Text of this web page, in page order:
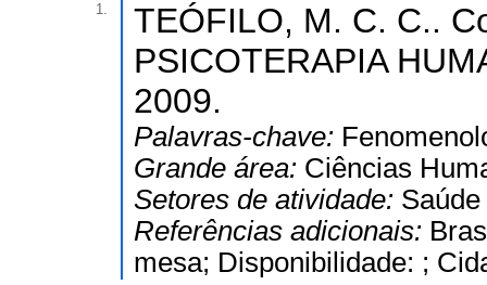
1.
TEÓFILO, M. C. C..
PSICOTERAPIA
2009.
Palavras-chave:
Grande área: Ciências
Setores de atividade:
Referências adicionais:
mesa; Disponibilidade: ;